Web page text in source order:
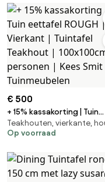
€ 500
+ 15% kassakorting | Tuin
eettafel ROUGH | Vierkant |
Tuintafel Teakhout |
Tuinmeubelen
Teakhouten, vierkante,
Op voorraad